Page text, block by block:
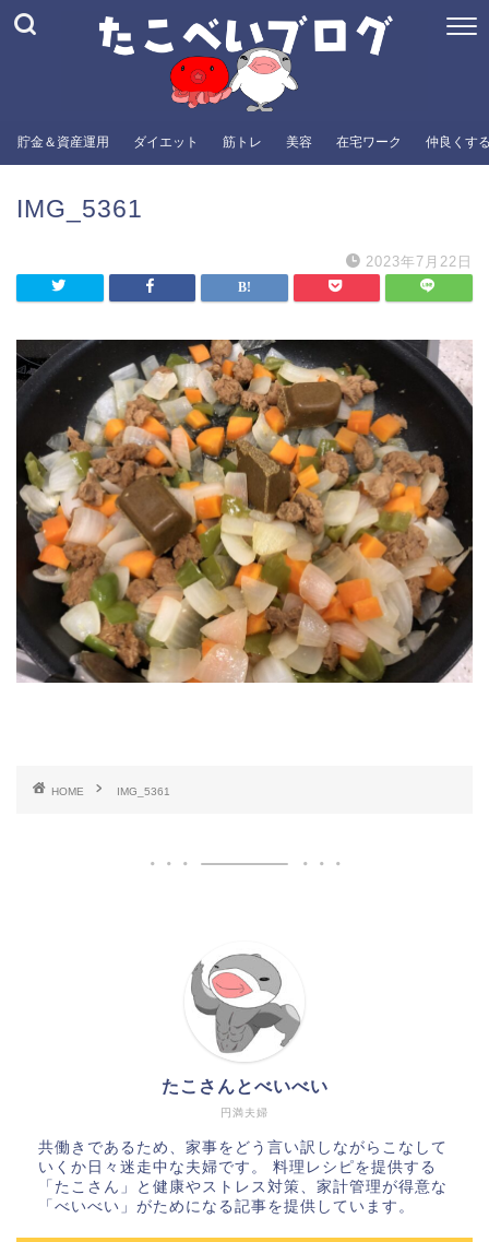
貯金＆資産運用 ダイエット 筋トレ 美容 在宅ワーク 仲良くす
IMG_5361
2023年7月22日
HOME IMG_5361
円満夫婦
たこさんとべいべい
共働きであるため、家事をどう言い訳しながらこなして
いくか日々迷走中な夫婦です。 料理レシピを提供する
「たこさん」と健康やストレス対策、家計管理が得意な
「べいべい」がためになる記事を提供しています。